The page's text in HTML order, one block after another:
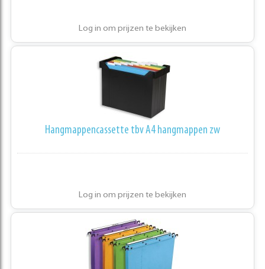
Log in om prijzen te bekijken
Hangmappencassette tbv A4 hangmappen zw
Log in om prijzen te bekijken